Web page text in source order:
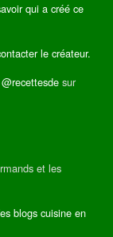
qui a créé ce
le créateur.
@recettesde sur
et les
blogs cuisine en